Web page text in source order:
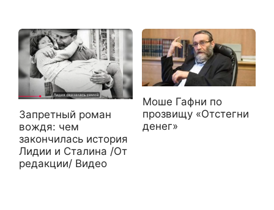
Запретный роман
вождя: чем
закончилась история
Лидии и Сталина /От
редакции/ Видео
Моше Гафни по
прозвищу «Отстегни
денег»